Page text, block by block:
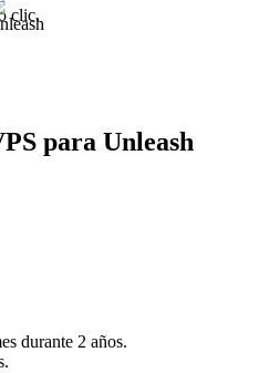
para Unleash
durante 2 años.